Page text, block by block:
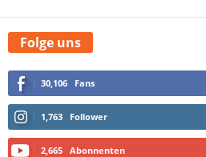
Folge uns
30,106 Fans
1,763 Follower
2,665 Abonnenten